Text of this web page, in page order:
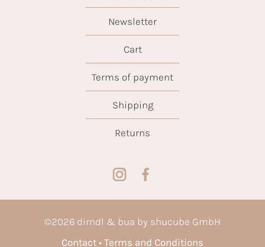
Newsletter
Cart
Terms of payment
Shipping
Returns
©2026 dirndl & bua by shucube GmbH
Contact
Terms and Conditions